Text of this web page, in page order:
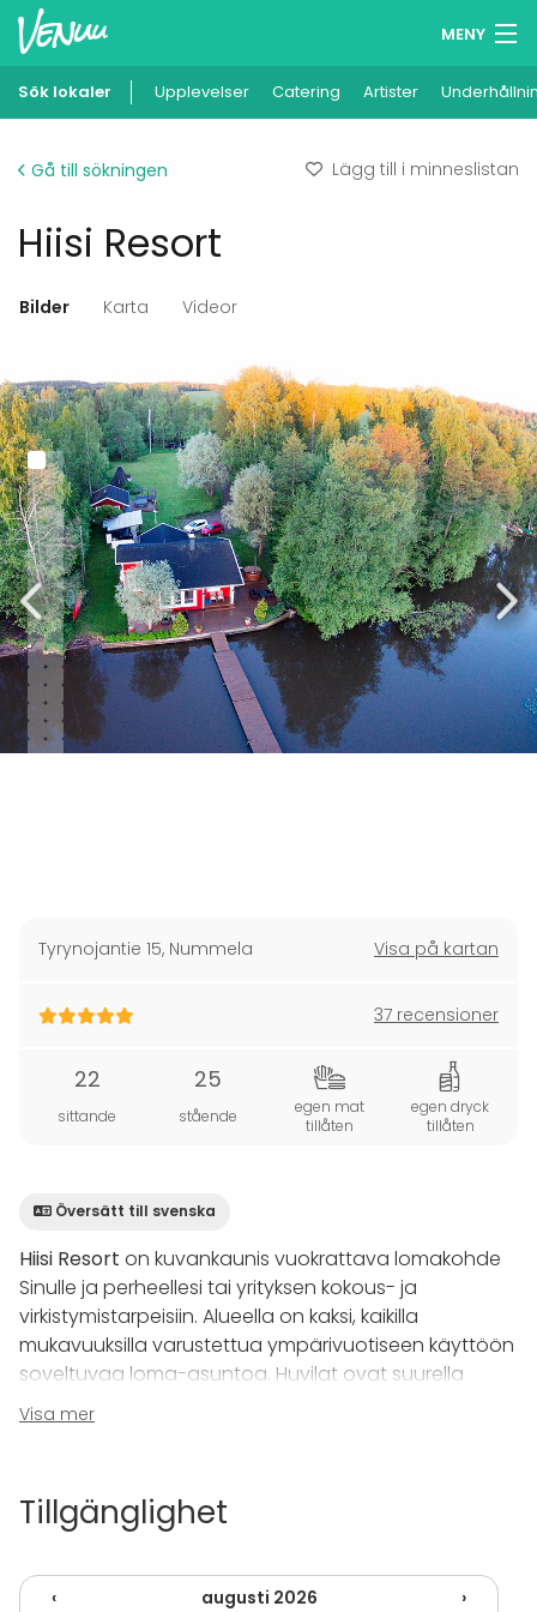
MENY
Minneslista
Lägg till din lokal
Sök lokaler Upplevelser Catering Artister
Gå till sökningen Lägg till i minneslistan
Hiisi Resort
Bilder Karta Videor
Tyrynojantie 15, Nummela Visa på kartan
37 recensioner
22
sittande
25
stående
egen mat
tillåten
egen dryck
tillåten
Översätt till svenska
Hiisi Resort on kuvankaunis vuokrattava lomakohde
Sinulle ja perheellesi tai yrityksen kokous- ja
virkistymistarpeisiin. Alueella on kaksi, kaikilla
mukavuuksilla varustettua ympärivuotiseen käyttöön
soveltuvaa loma-asuntoa. Huvilat ovat suurella
nurmitontilla. Niiden yhteydessä on laajat terassit,
lapsiystävällinen ranta, lasilla katettu kesäkeittiö,
olohuone/ruokasali, varaava takka, tarvittaessa
paljeovella eriytettävä tv-alkovi (jossa vuodesohva),
Visa mer
Tillgänglighet
‹ augusti 2026 ›